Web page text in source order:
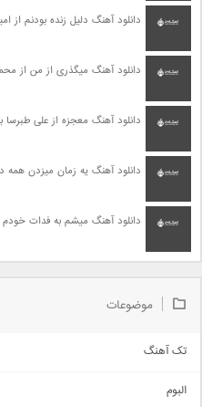
دانلود آهنگ دلیل زنده بودنم از
دانلود آهنگ میگذری از من از
دانلود آهنگ معجزه از علی طبرسا
دانلود آهنگ یه زمان میزدن همه
دانلود آهنگ میشم به فدات
موضوعات
تک آهنگ
البوم